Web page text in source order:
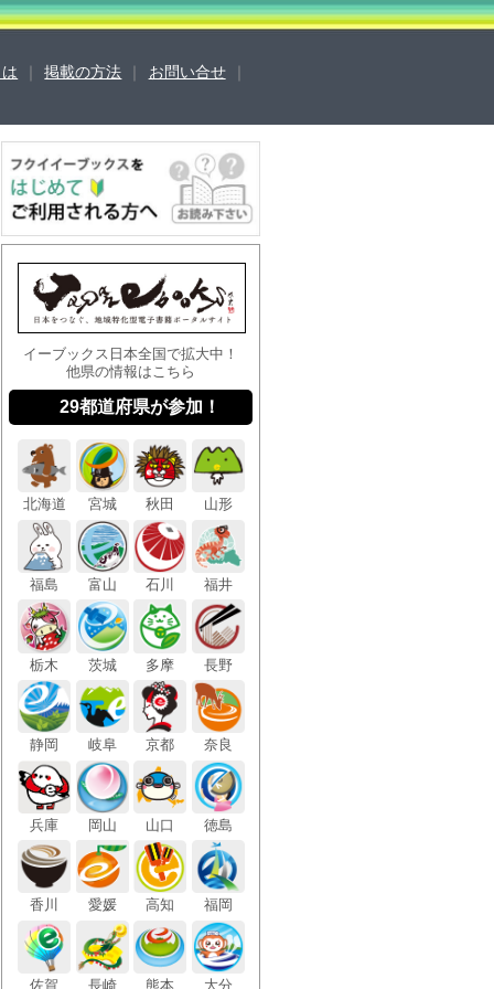
掲載の方法 お問い合せ
会社 ご利用ガイド
よくある質問
せ
掲載の方法
掲載規約
ュリティポリシー
動作環境
イーブックス日本全国で拡大中！
他県の情報はこちら
29都道府県が参加！
北海道 宮城 秋田 山形
福島 富山 石川 福井
栃木 茨城 多摩 長野
静岡 岐阜 京都 奈良
兵庫 岡山 山口 徳島
香川 愛媛 高知 福岡
佐賀 長崎 熊本 大分